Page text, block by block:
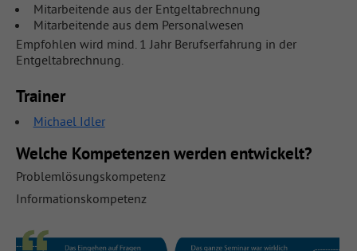
Mitarbeitende aus der Entgeltabrechnung
Mitarbeitende aus dem Personalwesen
Empfohlen wird mind. 1 Jahr Berufserfahrung in der
Entgeltabrechnung.
Trainer
Michael Idler
Welche Kompetenzen werden entwickelt?
Problemlösungskompetenz
Informationskompetenz